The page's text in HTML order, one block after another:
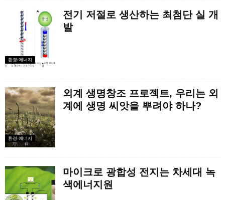
환경·에너지
전기 저절로 생산하는 최첨단 실 개
발
환경·에너지
외계 생명창조 프로젝트, 우리는 외
계에 생명 씨앗을 뿌려야 하나?
마이크로 광합성 전지는 차세대 녹
색에너지원